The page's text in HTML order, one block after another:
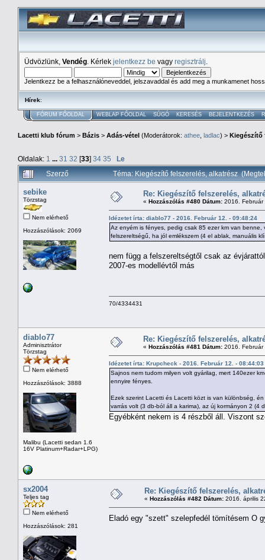
Üdvözlünk, Vendég . Kérlek jelentkezz be vagy regisztrálj
Jelentkezz be a felhasználóneveddel, jelszavaddal és add meg a munkamenet
Hírek:
FÓRUM FŐOLDAL WEBLAP FŐOLDAL SÚGÓ KERESÉS BEJELENTKEZÉS
Lacetti klub fórum > Bázis > Adás-vétel (Moderátorok: athee ladlac) > Kiegészítő
Oldalak: 1 ... 31 32 [33] 34 35
Le
Szerző
Téma: Kiegészítő felszerelés, alkatrész
sebike
Törzstag
Nem elérhető
Hozzászólások: 2069
Re: Kiegészítő felszerelés,
« Hozzászólás #480 Dátum: 2016.
Idézetet írta: diablo77 - 2016. Február 12. - 09:48:24
Az enyém is fényes, pedig csak 85 ezer km van benne,
felszereltségű, ha jól emlékszem (4 el ablak, manuális
nem függ a felszereltségtől csak az évjárattól
2007-es modellévtől más
70/4334431
diablo77
Adminisztrátor
Törzstag
Nem elérhető
Hozzászólások: 3888
Malibu (Lacetti sedan 1.6
16V Platinum+Radar+LPG)
Re: Kiegészítő felszerelés,
« Hozzászólás #481 Dátum: 2016.
Idézetet írta: Krupcheck - 2016. Február 12. - 08:44:03
Sajnos nem tudom milyen volt gyárilag, mert 140ezer
ennyire fényes.
Ezek szerint Lacetti és Lacetti közt is van különbség,
varrás volt (3 db-ból áll a karima), az új kormányon 2 (4
Egyébként nekem is 4 részből áll. Viszont
sx2004
Teljes tag
Nem elérhető
Hozzászólások: 281
Re: Kiegészítő felszerelés,
« Hozzászólás #482 Dátum: 2016. április
Eladó egy "szett" szelepfedél tömítésem O